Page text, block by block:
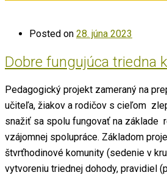
Posted on 28. júna 2023
Dobre fungujúca triedna
Pedagogický projekt zameraný na
učiteľa, žiakov a rodičov s cieľom
snažiť sa spolu fungovať na základe
vzájomnej spolupráce. Základom
štvrťhodinové komunity (sedenie v
vytvoreniu triednej dohody, pravidiel